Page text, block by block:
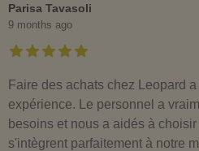
Parisa Tavasoli
9 months ago
Faire des achats chez Leopard
expérience. Le personnel a
besoins et nous a aidés à
s'intègrent parfaitement à notre